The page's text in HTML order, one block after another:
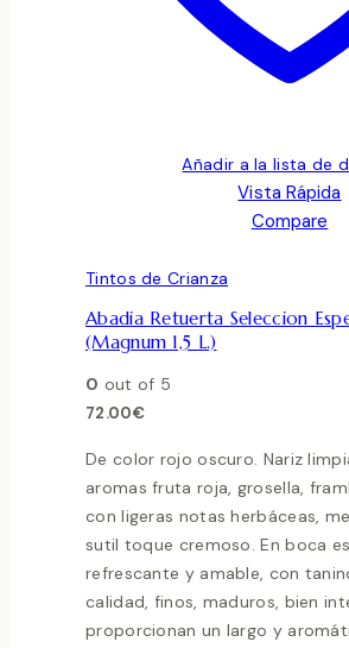
Añadir a la lista de
Vista Rápida
Compare
Tintos de Crianza
Abadia Retuerta Seleccion
(Magnum 1,5 L.)
0 out of 5
72.00€
De color rojo oscuro. Nariz
aromas fruta roja, grosella,
con ligeras notas herbáceas,
sutil toque cremoso. En boca
refrescante y amable, con
calidad, finos, maduros, bien
proporcionan un largo y